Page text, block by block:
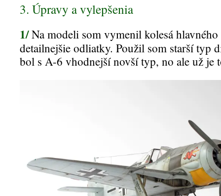
3. Úpravy a vylepšenia
1/Na modeli som vymenil kolesá hlavného
detailnejšie odliatky. Použil som starší typ
bol s A-6 vhodnejší novší typ, no ale už je